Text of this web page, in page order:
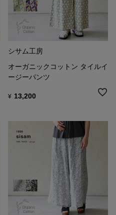
シサム工房
オーガニックコットン タイルイ
ージーパンツ
¥ 13,200